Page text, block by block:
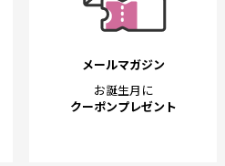
メールマガジン
お誕生月に
クーポンプレゼント